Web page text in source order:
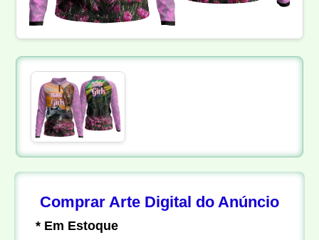
Comprar Arte Digital do Anúncio
* Em Estoque